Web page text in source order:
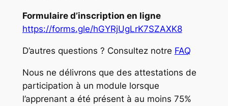
Formulaire d’inscription en ligne
https://forms.gle/hGYRjUgLrK7SZAXK8
D’autres questions ? Consultez notre FAQ
Nous ne délivrons que des attestations de
participation à un module lorsque
l’apprenant a été présent à au moins 75%